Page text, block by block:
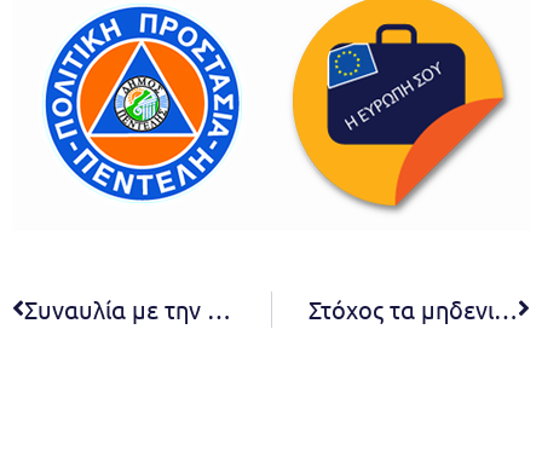
Συναυλία με την Ήβη Αδάμου και άναμμα Χριστουγεννιάτικου Δένδρου στο Δήμο Πεντέλης – Σάββατο 9 Δεκεμβρίου και Ώρα 8:00 μ.μ. – Πλατεία Μικρασιατών (Αγίου Γεωργίου), Μελίσσια Στόχος τα μηδενικά απόβλητα για τα καφέ, μπαρ και εστιατόρια του Δήμου Πεντέλης με τη χρήση της ψηφιακής πλατφόρμας Zero Waste Future